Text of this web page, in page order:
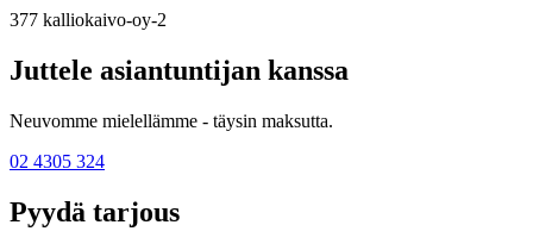
377 kalliokaivo-oy-2
Juttele asiantuntijan kanssa
Neuvomme mielellämme - täysin maksutta.
02 4305 324
Pyydä tarjous